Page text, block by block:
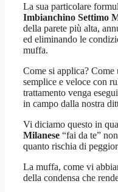
La sua particolare
Imbianchino Settimo
della parete più alta,
ed eliminando le
muffa.
Come si applica?
semplice e veloce con
trattamento venga
in campo dalla nostra
Vi diciamo questo in
Milanese “fai da te”
quanto rischia di
La muffa, come vi
della condensa che